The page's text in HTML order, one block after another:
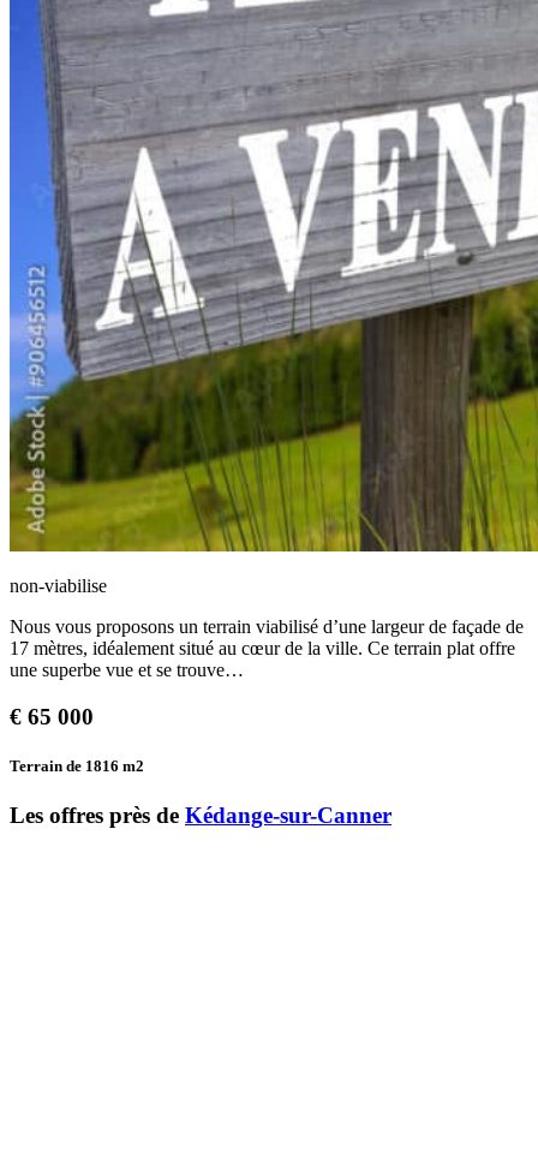
non-viabilise
Nous vous proposons un terrain viabilisé d’une largeur de façade de
17 mètres, idéalement situé au cœur de la ville. Ce terrain plat offre
une superbe vue et se trouve…
€ 65 000
Terrain de 1816 m2
Les offres près de Kédange-sur-Canner